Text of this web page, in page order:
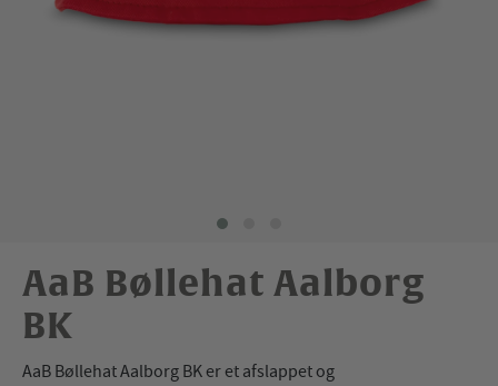
AaB Bøllehat Aalborg
BK
AaB Bøllehat Aalborg BK er et afslappet og